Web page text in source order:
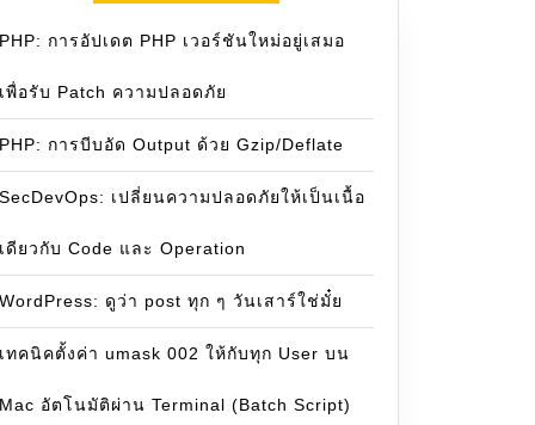
PHP: การอัปเดต PHP เวอร์ชันใหม่อยู่เสมอ
เพื่อรับ Patch ความปลอดภัย
PHP: การบีบอัด Output ด้วย Gzip/Deflate
SecDevOps: เปลี่ยนความปลอดภัยให้เป็นเนื้อ
เดียวกับ Code และ Operation
WordPress: ดูว่า post ทุก ๆ วันเสาร์ใช่มั๋ย
เทคนิคตั้งค่า umask 002 ให้กับทุก User บน
Mac อัตโนมัติผ่าน Terminal (Batch Script)